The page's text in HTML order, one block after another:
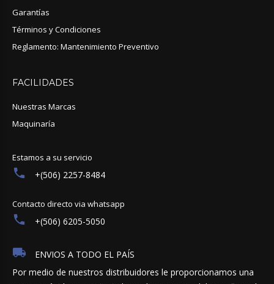
Garantías
Términos y Condiciones
Reglamento: Mantenimiento Preventivo
FACILIDADES
Nuestras Marcas
Maquinaría
Estamos a su servicio
+(506) 2257-8484
Contacto directo via whatsapp
+(506) 6205-5050
ENVIOS A TODO EL PAÍS
Por medio de nuestros distribuidores le proporcionamos una